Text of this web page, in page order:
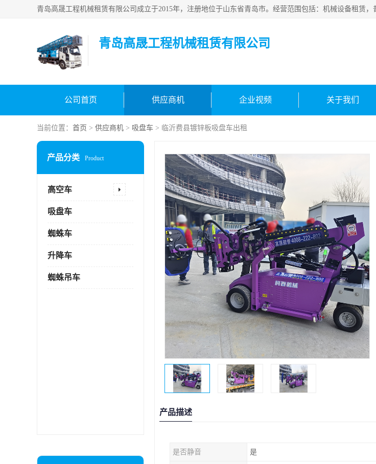
青岛高晟工程机械租赁有限公司
公司首页 供应商机 企业视频 关于我们
当前位置： 首页 > 供应商机 > 吸盘车 > 临沂费县镀锌板吸盘车出租
产品分类 Product
高空车
吸盘车
蜘蛛车
升降车
蜘蛛吊车
产品描述
是否静音 是